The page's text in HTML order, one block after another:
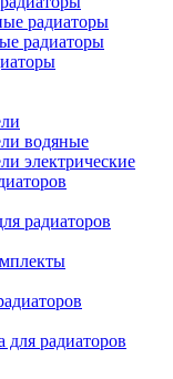
радиаторы
радиаторы
водяные
электрические
радиаторов
для радиаторов